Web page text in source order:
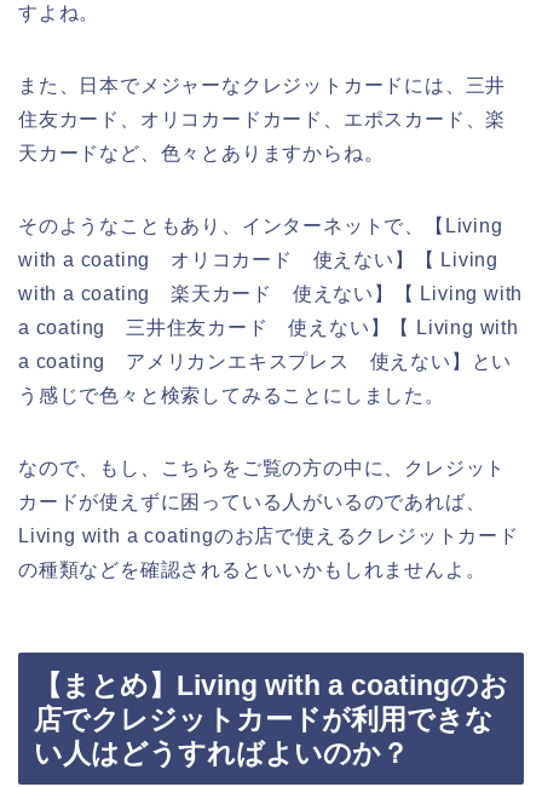
すよね。
また、日本でメジャーなクレジットカードには、三井
住友カード、オリコカードカード、エポスカード、楽
天カードなど、色々とありますからね。
そのようなこともあり、インターネットで、【Living
with a coating オリコカード 使えない】【 Living
with a coating 楽天カード 使えない】【 Living with
a coating 三井住友カード 使えない】【 Living with
a coating アメリカンエキスプレス 使えない】とい
う感じで色々と検索してみることにしました。
なので、もし、こちらをご覧の方の中に、クレジット
カードが使えずに困っている人がいるのであれば、
Living with a coatingのお店で使えるクレジットカード
の種類などを確認されるといいかもしれませんよ。
【まとめ】Living with a coatingのお
店でクレジットカードが利用できな
い人はどうすればよいのか？